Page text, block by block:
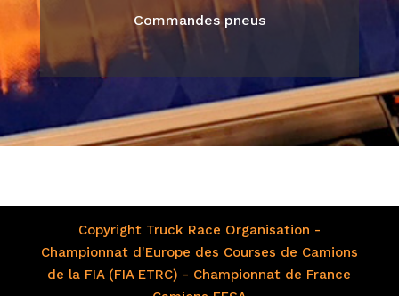
Commandes pneus
Copyright Truck Race Organisation -
Championnat d'Europe des Courses de Camions
de la FIA (FIA ETRC) - Championnat de France